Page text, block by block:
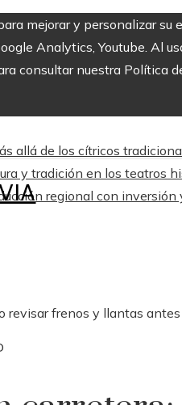
mejorar y personalizar
Analytics, Youtube. Al
consultar nuestra Política
allá de los cítricos
y tradición en los teatros
regional con
revisar frenos y llantas